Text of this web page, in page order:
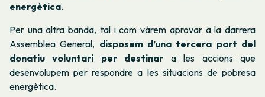
energètica.
Per una altra banda, tal i com vàrem aprovar a la darrera
Assemblea General, disposem d’una tercera part del
donatiu voluntari per destinar a les accions que
desenvolupem per respondre a les situacions de pobresa
energètica.